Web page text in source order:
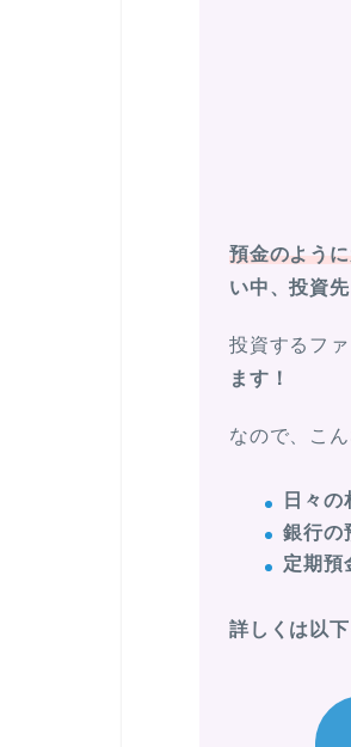
預金のよう
い中、投資
投資するフ
ます！
なので、こ
日々
銀行の
定期預
詳しくは以